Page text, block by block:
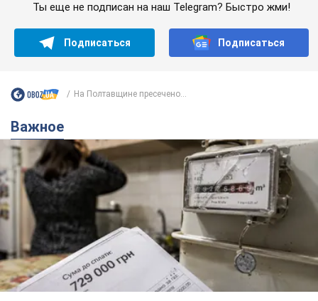
Ты еще не подписан на наш Telegram? Быстро жми!
Подписаться Подписаться
На Полтавщине пресечено...
Важное